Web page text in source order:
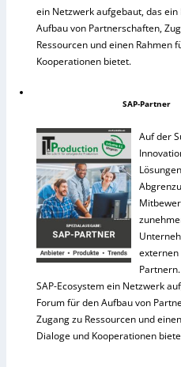
ein Netzwerk aufgebaut, das
Aufbau von Partnerschaften,
Ressourcen und einen Rahmen
Kooperationen bietet.
SAP-Partner
Auf der
externen
SAP-Ecosystem ein Netzwerk
Forum für den Aufbau von
Zugang zu Ressourcen und
Dialoge und Kooperationen